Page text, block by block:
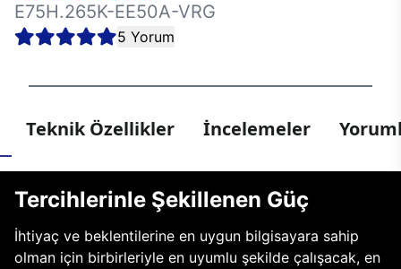
E75H.265K-EE50A-VRG
5 Yorum
Teknik Özellikler İncelemeler
Tercihlerinle Şekillenen Güç
İhtiyaç ve beklentilerine en uygun bilgisayara sahip
olman için birbirleriyle en uyumlu şekilde çalışacak, en